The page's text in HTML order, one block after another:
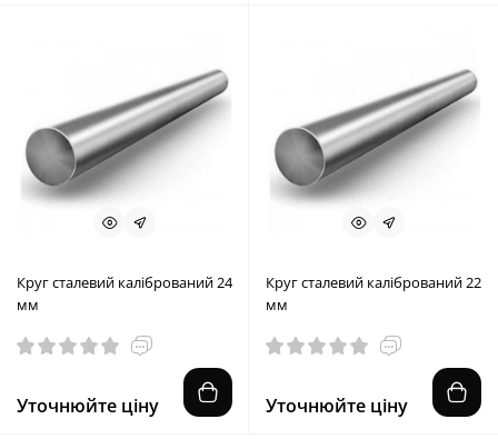
Круг сталевий калібрований 24
мм
Уточнюйте ціну
Круг сталевий калібрований 22
мм
Уточнюйте ціну